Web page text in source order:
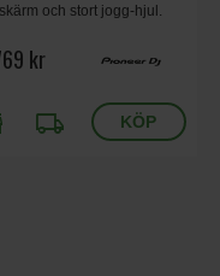
och stort jogg-hjul.
eller 3000 setup. 8
kr
local_shipping